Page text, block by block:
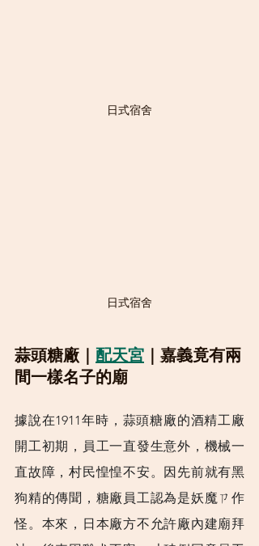
日式宿舍
日式宿舍
蒜頭糖廠｜ 配天宮 ｜嘉義竟有兩
間一樣名子的廟
據說在1911年時，蒜頭糖廠的酒精工廠
開工初期，員工一直發生意外，機械一
直故障，村民惶惶不安。因先前就有黑
狗精的傳聞，糖廠員工認為是妖魔ㄗ作
怪。本來，日本廠方不允許廠內建廟拜